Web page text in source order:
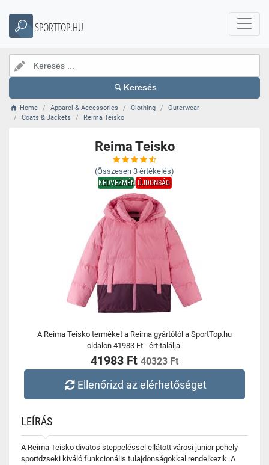
SPORTTOP.HU
Keresés
Home Apparel & Accessories Clothing
Outerwear
Coats & Jackets
Reima Teisko
Reima Teisko
(Összesen 3 értékelés)
KEDVEZMÉNYÚJDONSÁG
A Reima Teisko terméket a Reima gyártótól a SportTop.hu
oldalon 41983 Ft - ért találja.
41983 Ft 40323 Ft
Ellenőrizd az elérhetőséget
LEÍRÁS
A Reima Teisko divatos steppeléssel ellátott városi junior pehely
sportdzseki kiváló funkcionális tulajdonságokkal rendelkezik. A